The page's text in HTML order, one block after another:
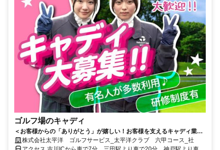
ゴルフ場のキャディ
＜お客様からの「ありがとう」が嬉しい！お客様を支えるキャディ業務
＞未経験者歓迎！接客スキル習得＆体を動かせる屋外ワーク
株式会社太平洋 ゴルフサービス_太平洋クラブ 六甲コース_社